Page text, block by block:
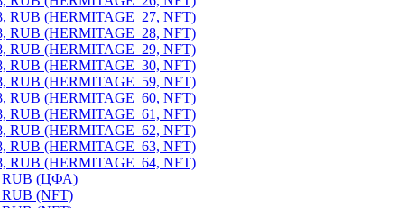
RUB (HERMITAGE_27, NFT)
RUB (HERMITAGE_28, NFT)
RUB (HERMITAGE_29, NFT)
RUB (HERMITAGE_30, NFT)
RUB (HERMITAGE_59, NFT)
RUB (HERMITAGE_60, NFT)
RUB (HERMITAGE_61, NFT)
RUB (HERMITAGE_62, NFT)
RUB (HERMITAGE_63, NFT)
RUB (HERMITAGE_64, NFT)
RUB (ЦФА)
RUB (NFT)